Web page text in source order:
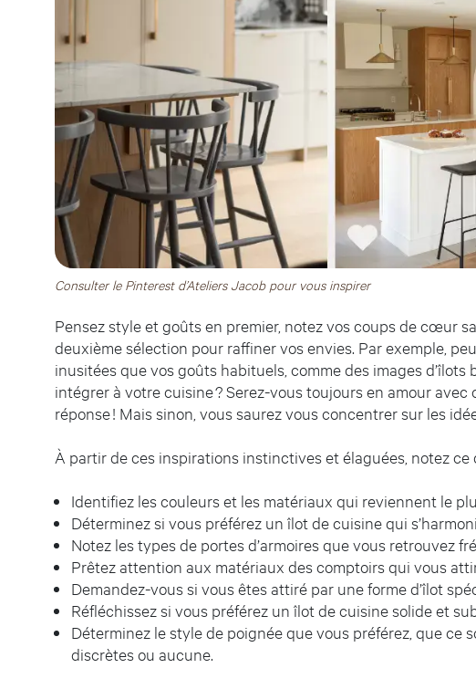
Consulter le Pinterest d’Ateliers Jacob pour vous inspirer
Pensez style et goûts en premier, notez vos coups de cœur
deuxième sélection pour raffiner vos envies. Par exemple,
inusitées que vos goûts habituels, comme des images
intégrer à votre cuisine ? Serez-vous toujours en amour
réponse ! Mais sinon, vous saurez vous concentrer sur les
À partir de ces inspirations instinctives et élaguées, notez
Identifiez les couleurs et les matériaux qui reviennent le
Déterminez si vous préférez un îlot de cuisine qui
Notez les types de portes d’armoires que vous retrouvez
Prêtez attention aux matériaux des comptoirs qui vous
Demandez-vous si vous êtes attiré par une forme d’îlot
Réfléchissez si vous préférez un îlot de cuisine solide et
Déterminez le style de poignée que vous préférez, que
discrètes ou aucune.